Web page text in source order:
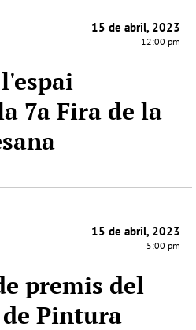
15 de abril, 2023
12:00 pm
7a Fira de la
15 de abril, 2023
5:00 pm
premis del
Pintura